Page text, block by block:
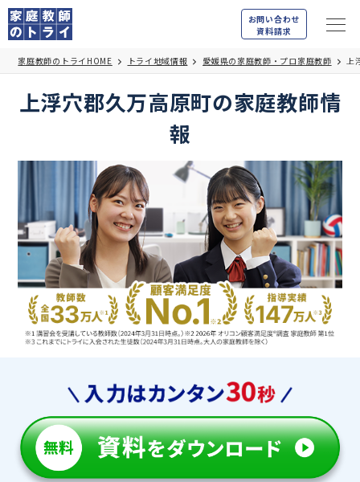
お問い合わせ
資料請求
家庭教師のトライHOME トライ地域情報 愛媛県の家庭教師・プロ家庭教師 上
上浮穴郡久万高原町の家庭教師情
報